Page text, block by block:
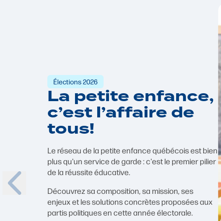
Élections 2026
La petite enfance,
c’est l’affaire de
tous!
Le réseau de la petite enfance québécois est bien
plus qu'un service de garde : c'est le premier pilier
de la réussite éducative.
Découvrez sa composition, sa mission, ses
enjeux et les solutions concrètes proposées aux
partis politiques en cette année électorale.